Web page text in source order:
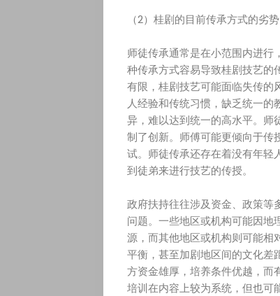
回
到
出
版
社
（2）桂剧的目前传承方式的劣势
师徒传承通常是在小范围内进行
种传承方式容易导致桂剧技艺的
有限，桂剧技艺可能面临失传的
人经验和传统习惯，缺乏统一
异，难以达到统一的高水平。师
制了创新。师傅可能更倾向于传
试。师徒传承还存在着没有年轻
到徒弟来进行技艺的传授。
政府扶持往往涉及资金、政策等
问题。一些地区或机构可能因地
源，而其他地区或机构则可能相
平衡，甚至加剧地区间的文化差
方资金雄厚，培养条件优越，而
培训在内容上较为系统，但也可